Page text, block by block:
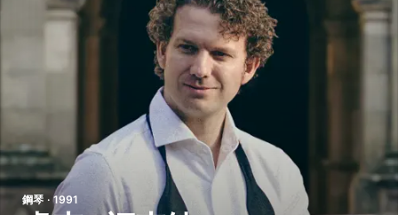
鋼琴 · 1991